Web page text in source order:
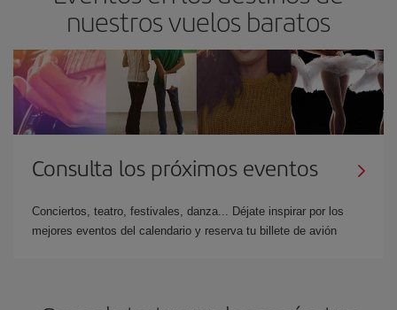
nuestros vuelos baratos
Consulta los próximos eventos
Conciertos, teatro, festivales, danza... Déjate inspirar por los
mejores eventos del calendario y reserva tu billete de avión